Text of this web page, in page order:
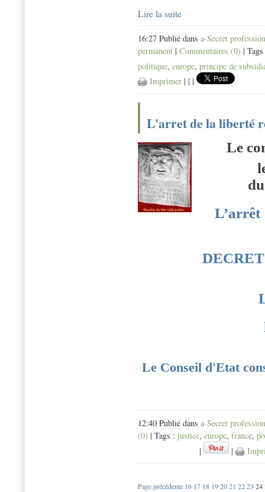
Lire la suite
16:27 Publié dans a-Secret
permanent | Commentaires (0) |
politique, europe, principe de
Imprimer | | |
L'arret de la liberté
Le
L’arrêt
Le Conseil d'Etat
12:40 Publié dans a-Secret
(0) | Tags : justice, europe, france,
|
|
Page précédente 16 17 18 192021 2223 24